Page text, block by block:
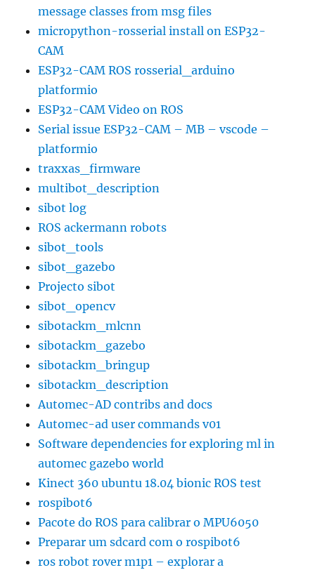
message classes from msg files
micropython-rosserial install on ESP32-
CAM
ESP32-CAM ROS rosserial_arduino
platformio
ESP32-CAM Video on ROS
Serial issue ESP32-CAM – MB – vscode –
platformio
traxxas_firmware
multibot_description
sibot log
ROS ackermann robots
sibot_tools
sibot_gazebo
Projecto sibot
sibot_opencv
sibotackm_mlcnn
sibotackm_gazebo
sibotackm_bringup
sibotackm_description
Automec-AD contribs and docs
Automec-ad user commands v01
Software dependencies for exploring ml in
automec gazebo world
Kinect 360 ubuntu 18.04 bionic ROS test
rospibot6
Pacote do ROS para calibrar o MPU6050
Preparar um sdcard com o rospibot6
ros robot rover m1p1 – explorar a